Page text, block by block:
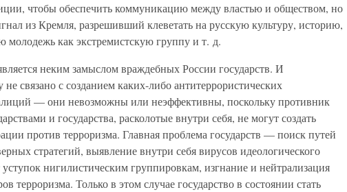
чтобы обеспечить коммуникацию между властью и обществом, но
из Кремля, разрешивший клеветать на русскую культуру, историю,
молодежь как экстремистскую группу и т. д.
неким замыслом враждебных России государств. И
связано с созданием каких-либо антитеррористических
— они невозможны или неэффективны, поскольку противник
и государства, расколотые внутри себя, не могут создать
против терроризма. Главная проблема государств — поиск путей
стратегий, выявление внутри себя вирусов идеологического
уступок нигилистическим группировкам, изгнание и нейтрализация
терроризма. Только в этом случае государство в состоянии стать